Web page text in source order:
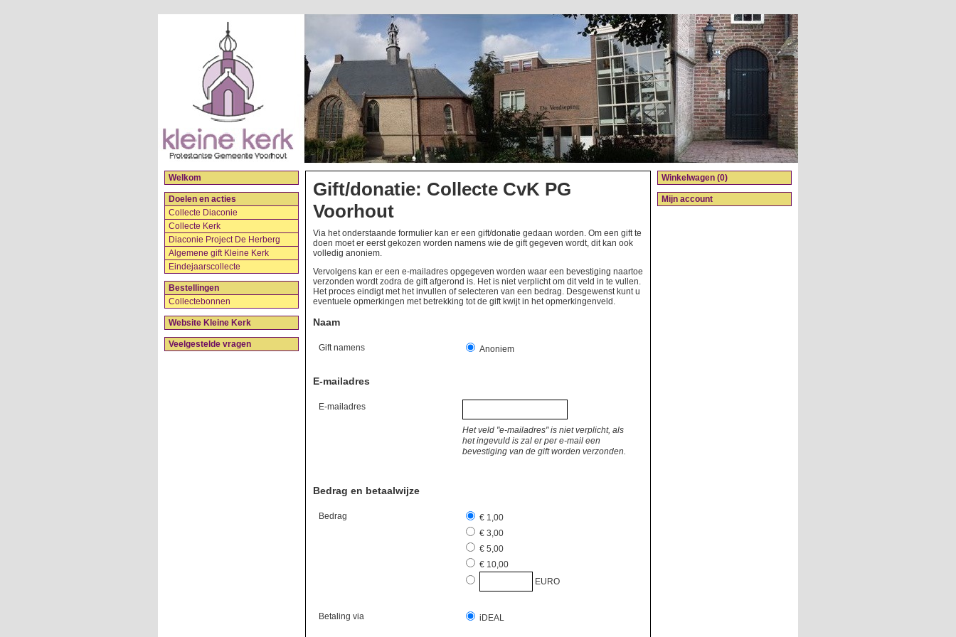
Gift/donatie: Collecte CvK PG
Voorhout
Via het onderstaande formulier kan er een gift/donatie gedaan worden. Om een gift te
doen moet er eerst gekozen worden namens wie de gift gegeven wordt, dit kan ook
volledig anoniem.
Vervolgens kan er een e-mailadres opgegeven worden waar een bevestiging naartoe
verzonden wordt zodra de gift afgerond is. Het is niet verplicht om dit veld in te vullen.
Het proces eindigt met het invullen of selecteren van een bedrag. Desgewenst kunt u
eventuele opmerkingen met betrekking tot de gift kwijt in het opmerkingenveld.
Naam
Gift namens Anoniem
E-mailadres
E-mailadres
Het veld "e-mailadres" is niet verplicht, als
het ingevuld is zal er per e-mail een
bevestiging van de gift worden verzonden.
Bedrag en betaalwijze
Bedrag
€ 1,00
€ 3,00
€ 5,00
€ 10,00
EURO
Betaling via iDEAL
Welkom
Doelen en acties
Collecte Diaconie
Collecte Kerk
Diaconie Project De Herberg
Algemene gift Kleine Kerk
Eindejaarscollecte
Bestellingen
Collectebonnen
Website Kleine Kerk
Veelgestelde vragen
Winkelwagen (0)
Mijn account